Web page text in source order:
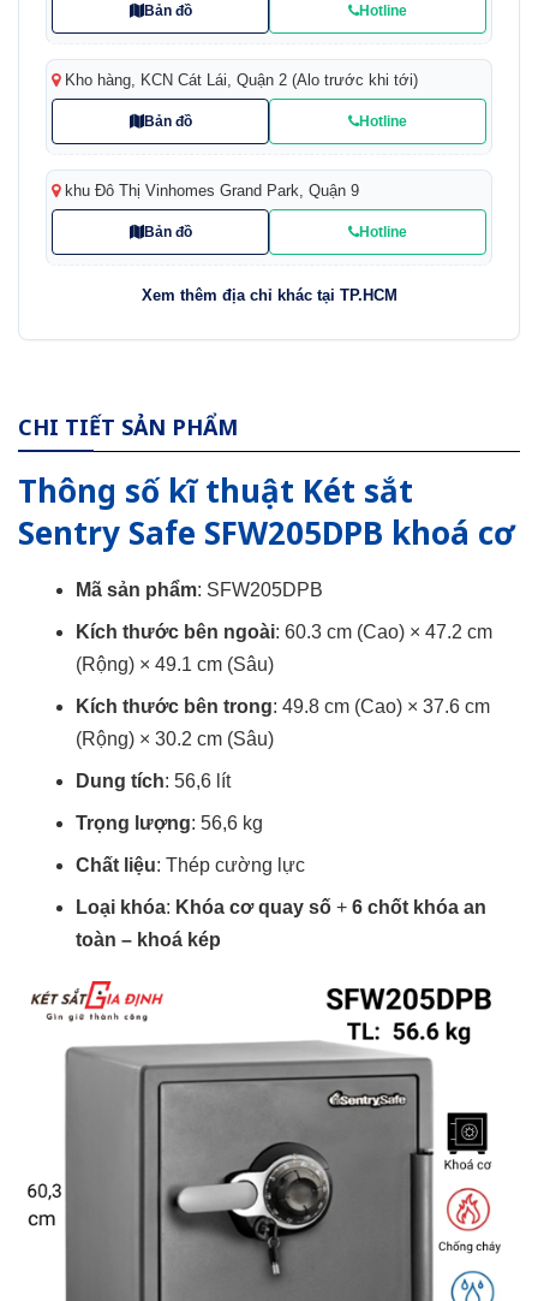
Bản đồ Hotline
Kho hàng, KCN Cát Lái, Quận 2 (Alo trước khi tới)
Bản đồ Hotline
khu Đô Thị Vinhomes Grand Park, Quận 9
Bản đồ Hotline
Xem thêm địa chỉ khác tại TP.HCM
CHI TIẾT SẢN PHẨM
Thông số kĩ thuật Két sắt
Sentry Safe SFW205DPB khoá cơ
Mã sản phẩm: SFW205DPB
Kích thước bên ngoài: 60.3 cm (Cao) × 47.2 cm
(Rộng) × 49.1 cm (Sâu)
Kích thước bên trong: 49.8 cm (Cao) × 37.6 cm
(Rộng) × 30.2 cm (Sâu)
Dung tích: 56,6 lít
Trọng lượng: 56,6 kg
Chất liệu: Thép cường lực
Loại khóa: Khóa cơ quay số + 6 chốt khóa an
toàn – khoá kép